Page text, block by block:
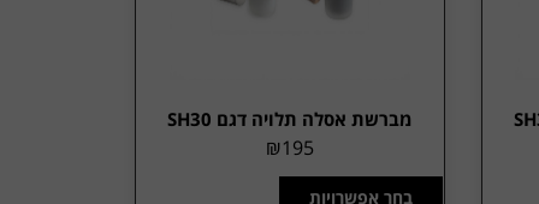
מברשת אסלה תלויה דגם SH30
₪195
בחר אפשרויות